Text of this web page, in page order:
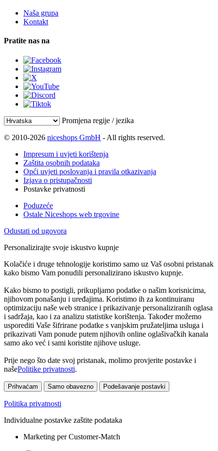
Naša grupa
Kontakt
Pratite nas na
Promjena regije / jezika
© 2010-2026 niceshops GmbH - All rights reserved.
Impresum i uvjeti korištenja
Zaštita osobnih podataka
Opći uvjeti poslovanja i pravila otkazivanja
Izjava o pristupačnosti
Postavke privatnosti
Poduzeće
Ostale Niceshops web trgovine
Odustati od ugovora
Personalizirajte svoje iskustvo kupnje
Kolačiće i druge tehnologije koristimo samo uz Vaš osobni pristanak
kako bismo Vam ponudili personalizirano iskustvo kupnje.
Kako bismo to postigli, prikupljamo podatke o našim korisnicima,
njihovom ponašanju i uređajima. Koristimo ih za kontinuiranu
optimizaciju naše web stranice i prikazivanje personaliziranih oglasa
i sadržaja, kao i za analizu statistike korištenja. Također možemo
usporediti Vaše šifrirane podatke s vanjskim pružateljima usluga i
prikazivati Vam ponude putem njihovih online oglašivačkih kanala
samo ako već i sami koristite njihove usluge.
Prije nego što date svoj pristanak, molimo provjerite postavke i
našePolitike privatnosti.
Prihvaćam Samo obavezno Podešavanje postavki
Politika privatnosti
Individualne postavke zaštite podataka
Marketing per Customer-Match